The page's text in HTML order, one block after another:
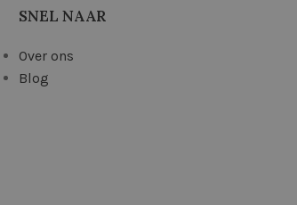
SNEL NAAR
Over ons
Blog